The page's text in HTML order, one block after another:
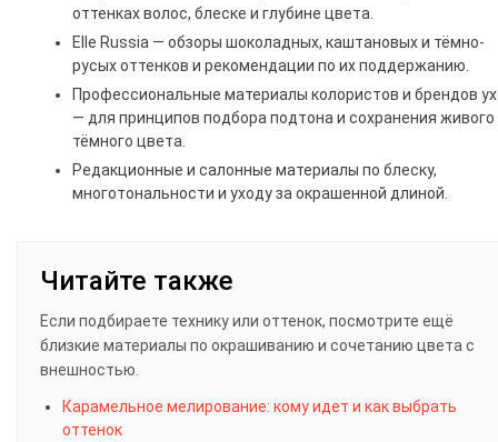
оттенках волос, блеске и глубине цвета.
Elle Russia — обзоры шоколадных, каштановых и тёмно-
русых оттенков и рекомендации по их поддержанию.
Профессиональные материалы колористов и брендов
— для принципов подбора подтона и сохранения живого
тёмного цвета.
Редакционные и салонные материалы по блеску,
многотональности и уходу за окрашенной длиной.
Читайте также
Если подбираете технику или оттенок, посмотрите ещё
близкие материалы по окрашиванию и сочетанию цвета с
внешностью.
Карамельное мелирование: кому идет и как выбрать
оттенок